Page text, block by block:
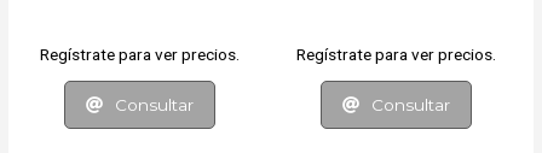
Regístrate para ver precios.
Consultar
Regístrate para ver precios.
Consultar